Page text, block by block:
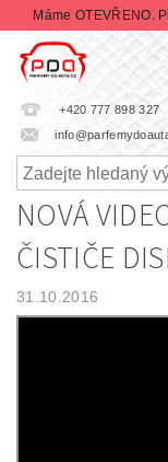
Máme OTEVŘENO.
+420 777 898 327
NOVÁ
ČISTIČE
31.10.2016